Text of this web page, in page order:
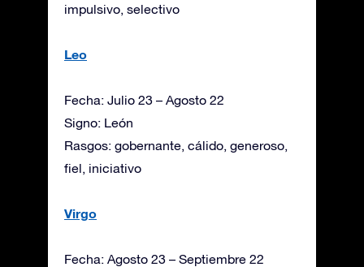
impulsivo, selectivo
Leo
Fecha: Julio 23 – Agosto 22
Signo: León
Rasgos: gobernante, cálido, generoso,
fiel, iniciativo
Virgo
Fecha: Agosto 23 – Septiembre 22